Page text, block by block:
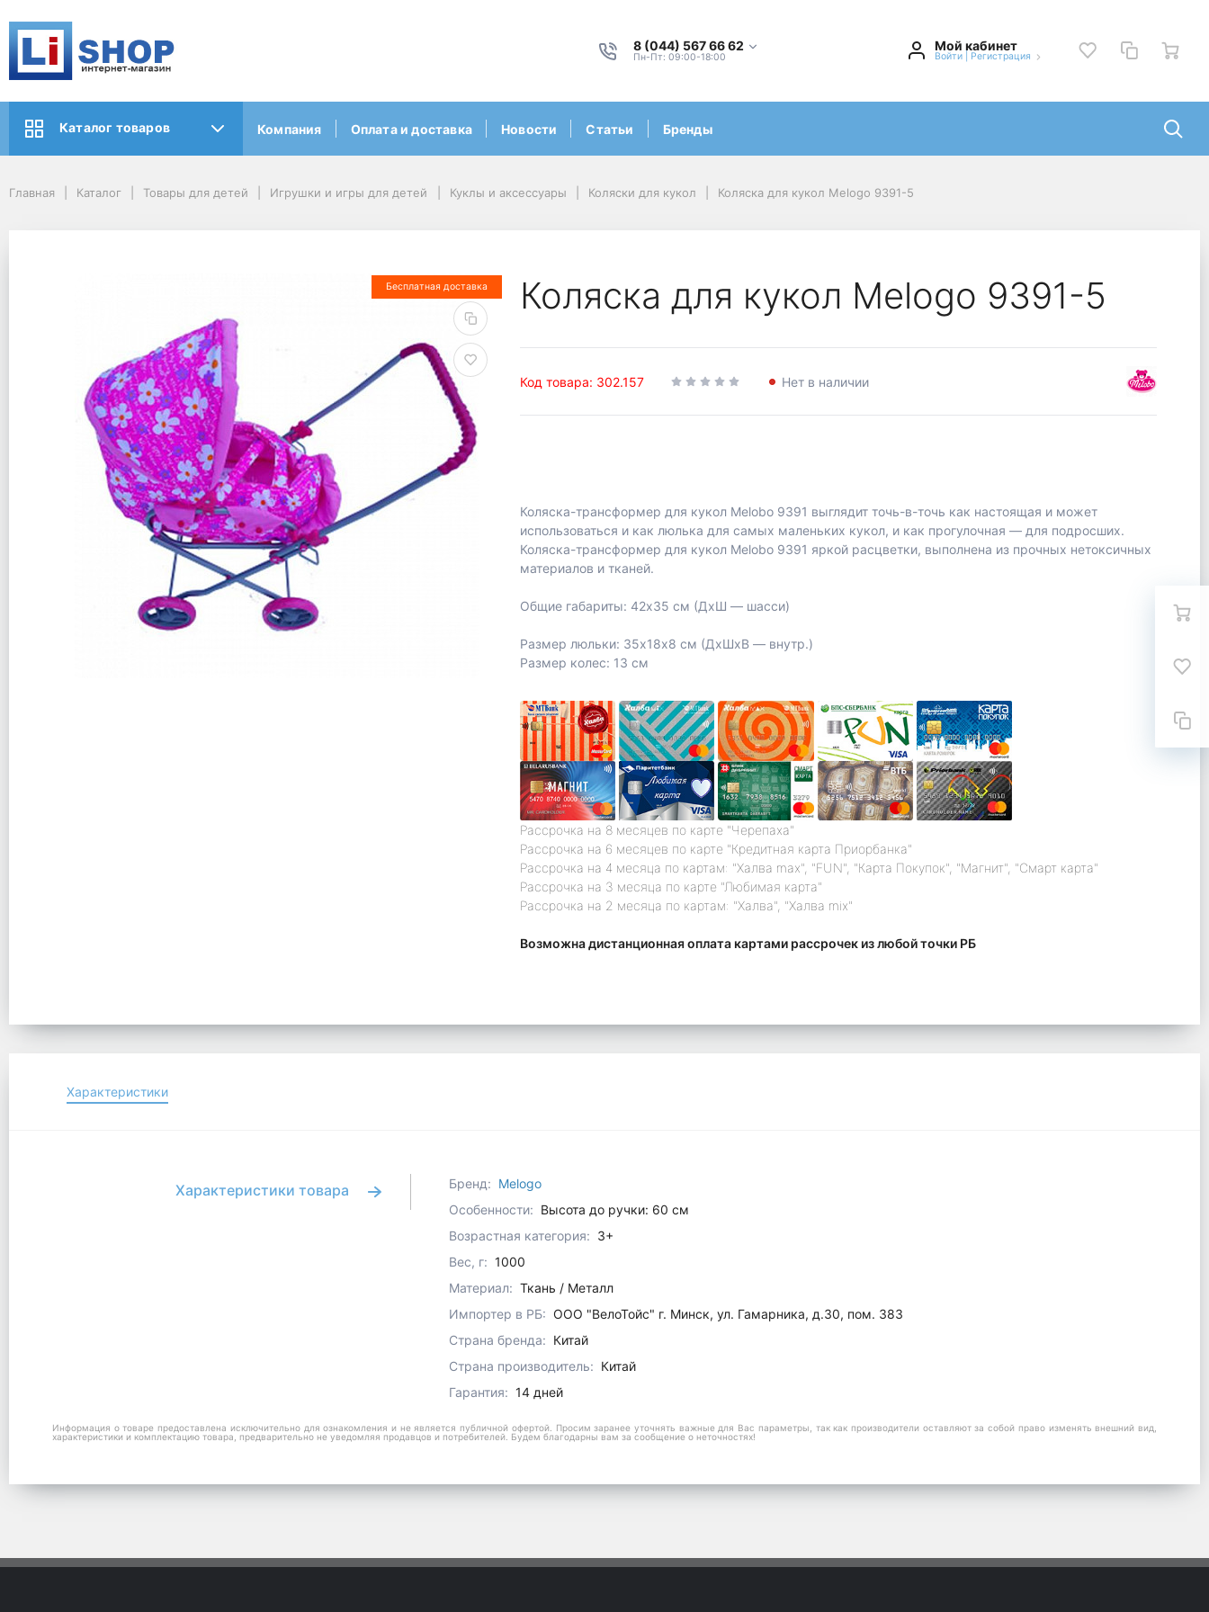
8 (044) 567 66 62
Пн-Пт: 09:00-18:00
Мой кабинет
Войти Регистрация
Каталог товаров Компания Оплата и доставка Новости Статьи Бренды
Главная Каталог Товары для детей Игрушки и игры для детей Куклы и аксессуары Коляски для кукол Коляска для кукол Melogo 9391-5
Бесплатная доставка Коляска для кукол Melogo 9391-5
Код товара: 302.157 Нет в наличии
Коляска-трансформер для кукол Melobo 9391 выглядит точь-в-точь как настоящая и может
использоваться и как люлька для самых маленьких кукол, и как прогулочная — для подросших.
Коляска-трансформер для кукол Melobo 9391 яркой расцветки, выполнена из прочных нетоксичных
материалов и тканей.
Общие габариты: 42х35 см (ДхШ ― шасси)
Размер люльки: 35х18х8 см (ДхШхВ ― внутр.)
Размер колес: 13 см
Рассрочка на 8 месяцев по карте "Черепаха"
Рассрочка на 6 месяцев по карте "Кредитная карта Приорбанка"
Рассрочка на 4 месяца по картам: "Халва max", "FUN", "Карта Покупок", "Магнит", "Смарт карта"
Рассрочка на 3 месяца по карте "Любимая карта"
Рассрочка на 2 месяца по картам: "Халва", "Халва mix"
Возможна дистанционная оплата картами рассрочек из любой точки РБ
Характеристики
Характеристики товара Бренд: Melogo
Особенности: Высота до ручки: 60 см
Возрастная категория: 3+
Вес, г: 1000
Материал: Ткань / Металл
Импортер в РБ: ООО "ВелоТойс" г. Минск, ул. Гамарника, д.30, пом. 383
Страна бренда: Китай
Страна производитель: Китай
Гарантия: 14 дней
Информация о товаре предоставлена исключительно для ознакомления и не является публичной офертой. Просим заранее уточнять важные для Вас параметры, так как производители оставляют за собой право изменять внешний вид,
характеристики и комплектацию товара, предварительно не уведомляя продавцов и потребителей. Будем благодарны вам за сообщение о неточностях!